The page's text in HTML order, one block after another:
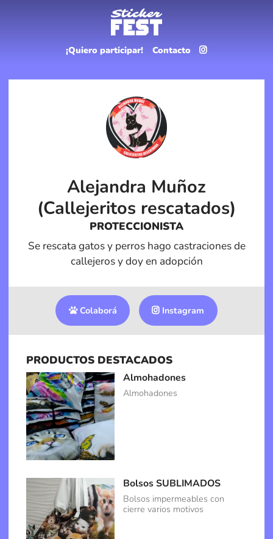
¡Quiero participar! Contacto
Alejandra Muñoz
(Callejeritos rescatados)
PROTECCIONISTA
Se rescata gatos y perros hago castraciones de
callejeros y doy en adopción
Colaborá Instagram
PRODUCTOS DESTACADOS
Almohadones
Almohadones
Bolsos SUBLIMADOS
Bolsos impermeables con
cierre varios motivos